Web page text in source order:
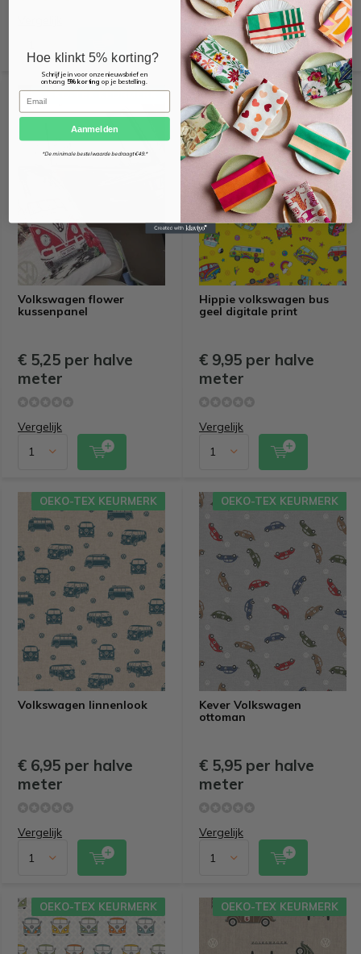
Vergelijk
Volkswagen flower
kussenpanel
OEKO-TEX KEURMERK
€ 5,25 per halve
meter
Vergelijk
Hippie volkswagen bus
geel digitale print
OEKO-TEX KEURMERK
€ 9,95 per halve
meter
Vergelijk
Volkswagen linnenlook
OEKO-TEX KEURMERK
€ 6,95 per halve
meter
Vergelijk
Kever Volkswagen
ottoman
OEKO-TEX KEURMERK
€ 5,95 per halve
meter
Vergelijk
OEKO-TEX KEURMERK OEKO-TEX KEURMERK
Hoe klinkt 5% korting?
Schrijf je in voor onze nieuwsbrief en
ontvang 5% kortingop je bestelling.
Email
Aanmelden
*De minimale bestelwaarde bedraagt €49.*